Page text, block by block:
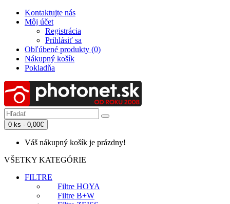
Kontaktujte nás
Môj účet
Registrácia
Prihlásiť sa
Obľúbené produkty (0)
Nákupný košík
Pokladňa
0 ks - 0,00€
Váš nákupný košík je prázdny!
VŠETKY KATEGÓRIE
FILTRE
Filtre HOYA
Filtre B+W